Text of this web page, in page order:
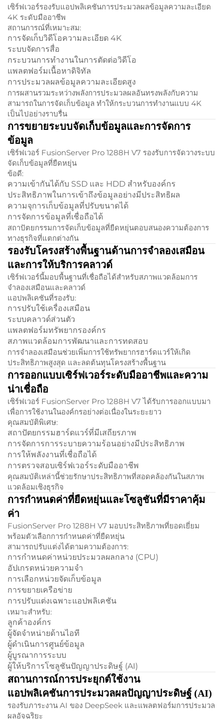
เซิร์ฟเวอร์รองรับแอปพลิเคชันการประมวลผลข้อมูลความละเอียด
4K ระดับมืออาชีพ
สถานการณ์ที่เหมาะสม:
การจัดเก็บวิดีโอความละเอียด 4K
ระบบจัดการสื่อ
กระบวนการทำงานในการตัดต่อวิดีโอ
แพลตฟอร์มเนื้อหาดิจิทัล
การประมวลผลข้อมูลความละเอียดสูง
การผสานรวมระหว่างพลังการประมวลผลอันทรงพลังกับความ
สามารถในการจัดเก็บข้อมูล ทำให้กระบวนการทำงานแบบ 4K
เป็นไปอย่างราบรื่น
การขยายระบบจัดเก็บข้อมูลและการจัดการ
ข้อมูล
เซิร์ฟเวอร์ FusionServer Pro 1288H V7 รองรับการจัดวางระบบ
จัดเก็บข้อมูลที่ยืดหยุ่น
ข้อดี:
ความเข้ากันได้กับ SSD และ HDD สำหรับองค์กร
ประสิทธิภาพในการเข้าถึงข้อมูลอย่างมีประสิทธิผล
ความจุการเก็บข้อมูลที่ปรับขนาดได้
การจัดการข้อมูลที่เชื่อถือได้
สถาปัตยกรรมการจัดเก็บข้อมูลที่ยืดหยุ่นตอบสนองความต้องการ
ทางธุรกิจที่แตกต่างกัน
รองรับโครงสร้างพื้นฐานด้านการจำลองเสมือน
และการให้บริการคลาวด์
เซิร์ฟเวอร์นี้มอบพื้นฐานที่เชื่อถือได้สำหรับสภาพแวดล้อมการ
จำลองเสมือนและคลาวด์
แอปพลิเคชันที่รองรับ:
การปรับใช้เครื่องเสมือน
ระบบคลาวด์ส่วนตัว
แพลตฟอร์มทรัพยากรองค์กร
สภาพแวดล้อมการพัฒนาและการทดสอบ
การจำลองเสมือนช่วยเพิ่มการใช้ทรัพยากรฮาร์ดแวร์ให้เกิด
ประสิทธิภาพสูงสุด และลดต้นทุนโครงสร้างพื้นฐาน
การออกแบบเซิร์ฟเวอร์ระดับมืออาชีพและความ
น่าเชื่อถือ
เซิร์ฟเวอร์ FusionServer Pro 1288H V7 ได้รับการออกแบบมา
เพื่อการใช้งานในองค์กรอย่างต่อเนื่องในระยะยาว
คุณสมบัติพิเศษ:
สถาปัตยกรรมฮาร์ดแวร์ที่มีเสถียรภาพ
การจัดการการระบายความร้อนอย่างมีประสิทธิภาพ
การให้พลังงานที่เชื่อถือได้
การตรวจสอบเซิร์ฟเวอร์ระดับมืออาชีพ
คุณสมบัติเหล่านี้ช่วยรักษาประสิทธิภาพที่สอดคล้องกันในสภาพ
แวดล้อมเชิงธุรกิจ
การกำหนดค่าที่ยืดหยุ่นและโซลูชันที่มีราคาคุ้ม
ค่า
FusionServer Pro 1288H V7 มอบประสิทธิภาพที่ยอดเยี่ยม
พร้อมตัวเลือกการกำหนดค่าที่ยืดหยุ่น
สามารถปรับแต่งได้ตามความต้องการ:
การกำหนดค่าหน่วยประมวลผลกลาง (CPU)
อัปเกรดหน่วยความจำ
การเลือกหน่วยจัดเก็บข้อมูล
การขยายเครือข่าย
การปรับแต่งเฉพาะแอปพลิเคชัน
เหมาะสำหรับ:
ลูกค้าองค์กร
ผู้จัดจำหน่ายด้านไอที
ผู้ดำเนินการศูนย์ข้อมูล
ผู้บูรณาการระบบ
ผู้ให้บริการโซลูชันปัญญาประดิษฐ์ (AI)
สถานการณ์การประยุกต์ใช้งาน
แอปพลิเคชันการประมวลผลปัญญาประดิษฐ์ (AI)
รองรับภาระงาน AI ของ DeepSeek และแพลตฟอร์มการประมวล
ผลอัจฉริยะ